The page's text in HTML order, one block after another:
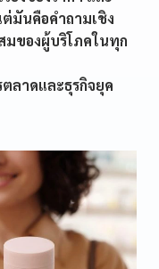
มันคือคำถามเชิง
มของผู้บริโภคในทุก
ลาดและธุรกิจยุค